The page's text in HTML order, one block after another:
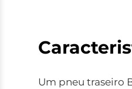
Um pneu traseiro